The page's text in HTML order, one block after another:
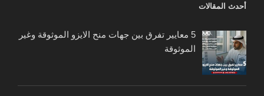
أحدث المقالات
5 معايير تفرق بين جهات منح الايزو الموثوقة وغير
الموثوقة